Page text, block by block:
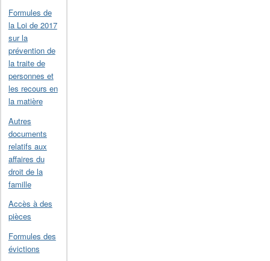
Formules de
la Loi de 2017
sur la
prévention de
la traite de
personnes et
les recours en
la matière
Autres
documents
relatifs aux
affaires du
droit de la
famille
Accès à des
pièces
Formules des
évictions